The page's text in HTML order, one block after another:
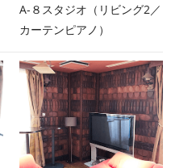
A-８スタジオ（リビング2／
カーテンピアノ）